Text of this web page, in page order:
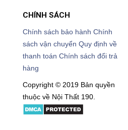
CHÍNH SÁCH
Chính sách bảo hành Chính
sách vận chuyển Quy định về
thanh toán Chính sách đổi trả
hàng
Copyright © 2019 Bản quyền
thuộc về Nội Thất 190.